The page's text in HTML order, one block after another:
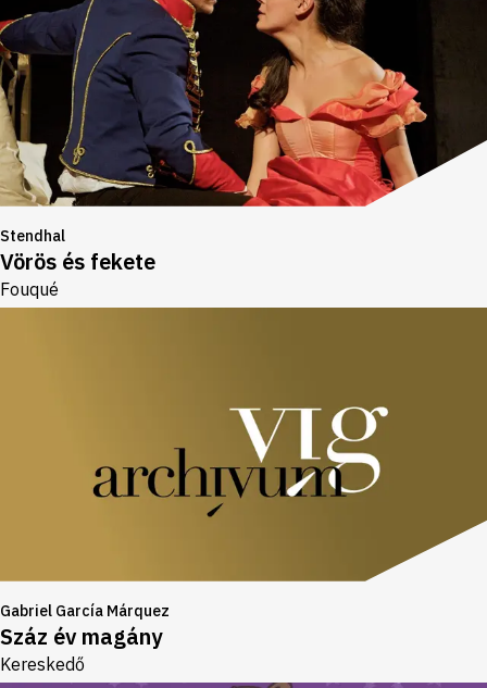
Stendhal
Vörös és fekete
Fouqué
Gabriel García Márquez
Száz év magány
Kereskedő